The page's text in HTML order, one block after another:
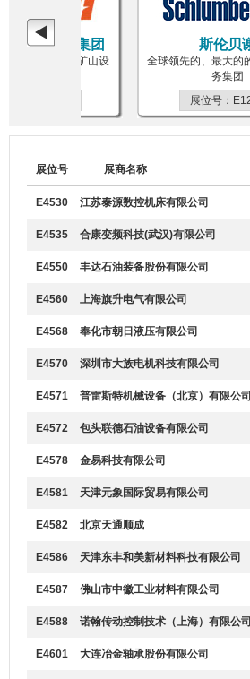
石油服务集团
备制造,油田、矿山设
斯伦贝谢
全球领先的、最大的
务集团
展位号：
展位号 展商名称
E4530 江苏泰源数控机床有限公司
E4535 合康变频科技(武汉)有限公司
E4550 丰达石油装备股份有限公司
E4560 上海旗升电气有限公司
E4568 奉化市朝日液压有限公司
E4570 深圳市大族电机科技有限公司
E4571 普雷斯特机械设备（北京）有限公司
E4572 包头联德石油设备有限公司
E4578 金易科技有限公司
E4581 天津元象国际贸易有限公司
E4582 北京天通顺成
E4586 天津东丰和美新材料科技有限公司
E4587 佛山市中徽工业材料有限公司
E4588 诺翰传动控制技术（上海）有限公司
E4601 大连冶金轴承股份有限公司